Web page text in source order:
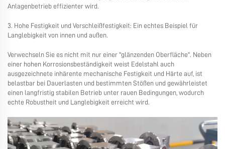
Anlagenbetrieb effizienter wird.
3. Hohe Festigkeit und Verschleißfestigkeit: Ein echtes Beispiel für
Langlebigkeit von innen und außen.
Verwechseln Sie es nicht mit nur einer "glänzenden Oberfläche". Neben
einer hohen Korrosionsbeständigkeit weist Edelstahl auch
ausgezeichnete inhärente mechanische Festigkeit und Härte auf, ist
belastbar bei Dauerlasten und bestimmten Stößen und gewährleistet
einen langfristig stabilen Betrieb unter rauen Bedingungen, wodurch
echte Robustheit und Langlebigkeit erreicht wird.